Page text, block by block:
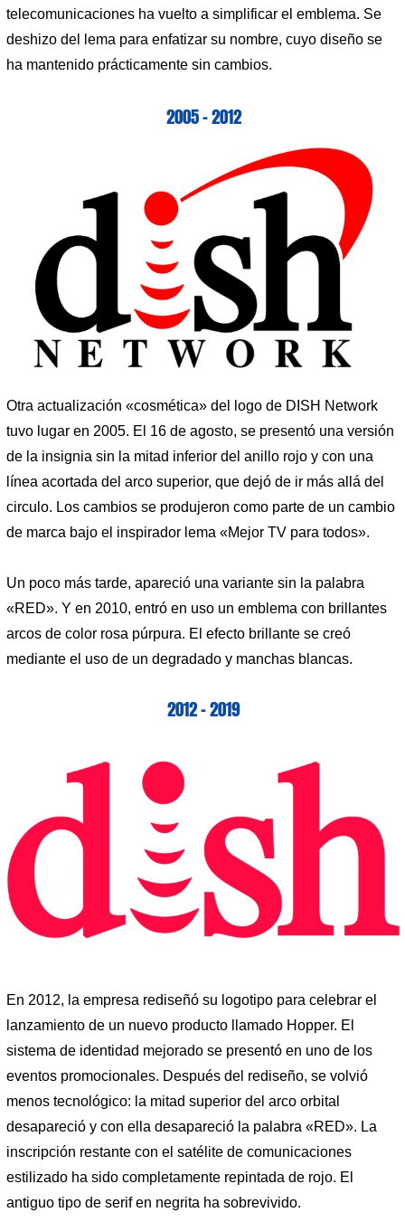
telecomunicaciones ha vuelto a simplificar el emblema. Se
deshizo del lema para enfatizar su nombre, cuyo diseño se
ha mantenido prácticamente sin cambios.
2005 – 2012
Otra actualización «cosmética» del logo de DISH Network
tuvo lugar en 2005. El 16 de agosto, se presentó una versión
de la insignia sin la mitad inferior del anillo rojo y con una
línea acortada del arco superior, que dejó de ir más allá del
circulo. Los cambios se produjeron como parte de un cambio
de marca bajo el inspirador lema «Mejor TV para todos».
Un poco más tarde, apareció una variante sin la palabra
«RED». Y en 2010, entró en uso un emblema con brillantes
arcos de color rosa púrpura. El efecto brillante se creó
mediante el uso de un degradado y manchas blancas.
2012 – 2019
En 2012, la empresa rediseñó su logotipo para celebrar el
lanzamiento de un nuevo producto llamado Hopper. El
sistema de identidad mejorado se presentó en uno de los
eventos promocionales. Después del rediseño, se volvió
menos tecnológico: la mitad superior del arco orbital
desapareció y con ella desapareció la palabra «RED». La
inscripción restante con el satélite de comunicaciones
estilizado ha sido completamente repintada de rojo. El
antiguo tipo de serif en negrita ha sobrevivido.